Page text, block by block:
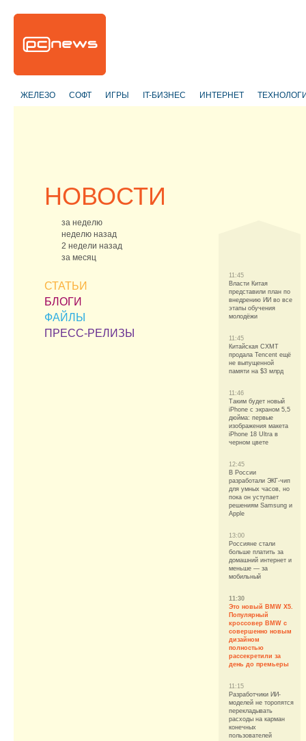
ЖЕЛЕЗО СОФТ ИГРЫ IT-БИЗНЕС ИНТЕРНЕТ
НОВОСТИ
за неделю
неделю назад
2 недели назад
за месяц
СТАТЬИ
БЛОГИ
ФАЙЛЫ
ПРЕСС-РЕЛИЗЫ
11:45
Власти Китая
представили план по
внедрению ИИ во все
этапы обучения
молодёжи
11:45
Китайская CXMT
продала Tencent ещё
не выпущенной
памяти на $3 млрд
11:46
Таким будет новый
iPhone с экраном 5,5
дюйма: первые
изображения макета
iPhone 18 Ultra в
черном цвете
12:45
В России
разработали ЭКГ-чип
для умных часов, но
пока он уступает
решениям Samsung и
Apple
13:00
Россияне стали
больше платить за
домашний интернет и
меньше — за
мобильный
11:30
Это новый BMW X5.
Популярный
кроссовер BMW с
совершенно новым
дизайном
полностью
рассекретили за
день до премьеры
11:15
Разработчики ИИ-
моделей не торопятся
перекладывать
расходы на карман
конечных
пользователей